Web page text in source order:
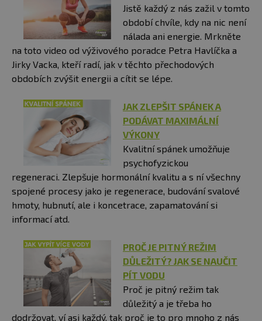
Jistě každý z nás zažil v tomto
období chvíle, kdy na nic není
nálada ani energie. Mrkněte
na toto video od výživového poradce Petra Havlíčka a
Jirky Vacka, kteří radí, jak v těchto přechodových
obdobích zvýšit energii a cítit se lépe.
JAK ZLEPŠIT SPÁNEK A
PODÁVAT MAXIMÁLNÍ
VÝKONY
Kvalitní spánek umožňuje
psychofyzickou
regeneraci. Zlepšuje hormonální kvalitu a s ní všechny
spojené procesy jako je regenerace, budování svalové
hmoty, hubnutí, ale i koncetrace, zapamatování si
informací atd.
PROČ JE PITNÝ REŽIM
DŮLEŽITÝ? JAK SE NAUČIT
PÍT VODU
Proč je pitný režim tak
důležitý a je třeba ho
dodržovat, ví asi každý, tak proč je to pro mnoho z nás